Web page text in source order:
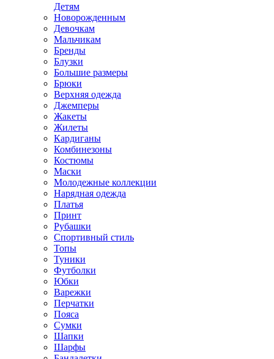
Детям
Новорожденным
Девочкам
Мальчикам
Бренды
Блузки
Большие размеры
Брюки
Верхняя одежда
Джемперы
Жакеты
Жилеты
Кардиганы
Комбинезоны
Костюмы
Маски
Молодежные коллекции
Нарядная одежда
Платья
Принт
Рубашки
Спортивный стиль
Топы
Туники
Футболки
Юбки
Варежки
Перчатки
Пояса
Сумки
Шапки
Шарфы